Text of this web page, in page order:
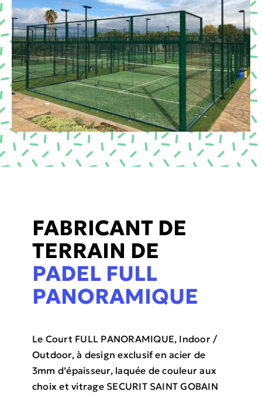
FABRICANT DE
TERRAIN DE
PADEL FULL
PANORAMIQUE
Le Court FULL PANORAMIQUE, Indoor /
Outdoor, à design exclusif en acier de
3mm d’épaisseur, laquée de couleur aux
choix et vitrage SECURIT SAINT GOBAIN